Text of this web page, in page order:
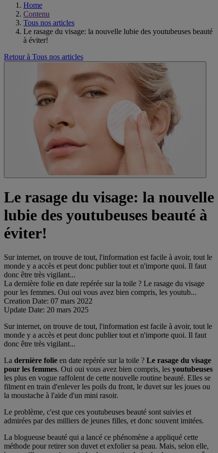
Home
Contenu
Tous nos articles
Le rasage du visage: la nouvelle lubie des youtubeuses beauté
à éviter!
Retour à Tous nos articles
Le rasage du visage: la nouvelle
lubie des youtubeuses beauté à
éviter!
Sur internet, on trouve de tout, l'information est facile à avoir, tout le
monde y a accès et peut donc publier tout et n'importe quoi. Il faut
donc être très vigilant...
La dernière folie en date repérée sur la toile ? Le rasage du visage
pour les femmes. Oui oui vous avez bien compris, les youtub...
Creation Date: 07 mars 2022
Update Date: 20 mars 2025
Sur internet, on trouve de tout, l'information est facile à avoir, tout le
monde y a accès et peut donc publier tout et n'importe quoi. Il faut
donc être très vigilant...
La dernière folie en date repérée sur la toile ? Le rasage du visage
pour les femmes. Oui oui vous avez bien compris, les youtubeuses
les plus en vogue raffolent de cette nouvelle routine beauté. Elles se
filment en train d'enlever les poils du front, le duvet sur les joues ou
la moustache à l'aide d'un mini rasoir.
Le problème, c'est que ces youtubeuses beauté sont suivies et
admirées par des milliers de jeunes filles, et donc souvent imitées.
La blogueuse beauté qui a lancé ce phénomène a appliqué cette
méthode pour retirer son duvet et exfolier sa peau. Mais, selon elle,